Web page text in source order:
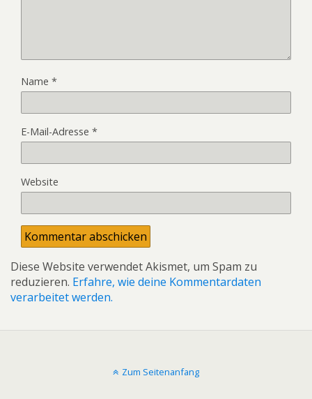
Name *
E-Mail-Adresse *
Website
Diese Website verwendet Akismet, um Spam zu
reduzieren. Erfahre, wie deine Kommentardaten
verarbeitet werden.
Zum Seitenanfang